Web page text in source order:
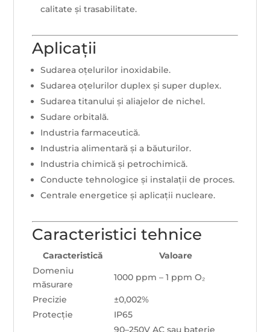
calitate și trasabilitate.
Aplicații
Sudarea oțelurilor inoxidabile.
Sudarea oțelurilor duplex și super duplex.
Sudarea titanului și aliajelor de nichel.
Sudare orbitală.
Industria farmaceutică.
Industria alimentară și a băuturilor.
Industria chimică și petrochimică.
Conducte tehnologice și instalații de proces.
Centrale energetice și aplicații nucleare.
Caracteristici tehnice
Caracteristică
Valoare
Domeniu
măsurare
1000 ppm – 1 ppm O₂
Precizie
±0,002%
Protecție
IP65
90–250V AC sau baterie